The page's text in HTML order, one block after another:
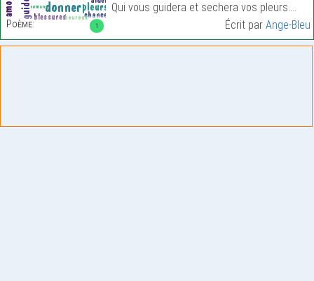
1
Poème:
Qui vous guidera et sechera vos pleurs.…
Écrit par Ange-Bleu